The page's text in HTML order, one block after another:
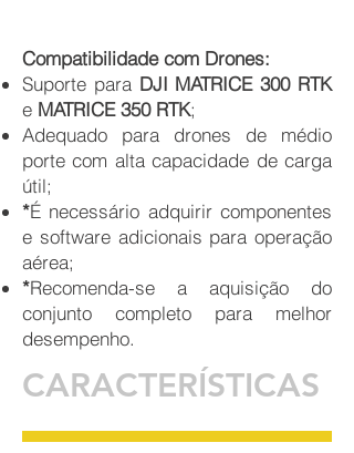
Compatibilidade com Drones:
Suporte para DJI MATRICE 300 RTK
e MATRICE 350 RTK;
Adequado para drones de médio
porte com alta capacidade de carga
útil;
*É necessário adquirir componentes
e software adicionais para operação
aérea;
*Recomenda-se a aquisição do
conjunto completo para melhor
desempenho.
CARACTERÍSTICAS